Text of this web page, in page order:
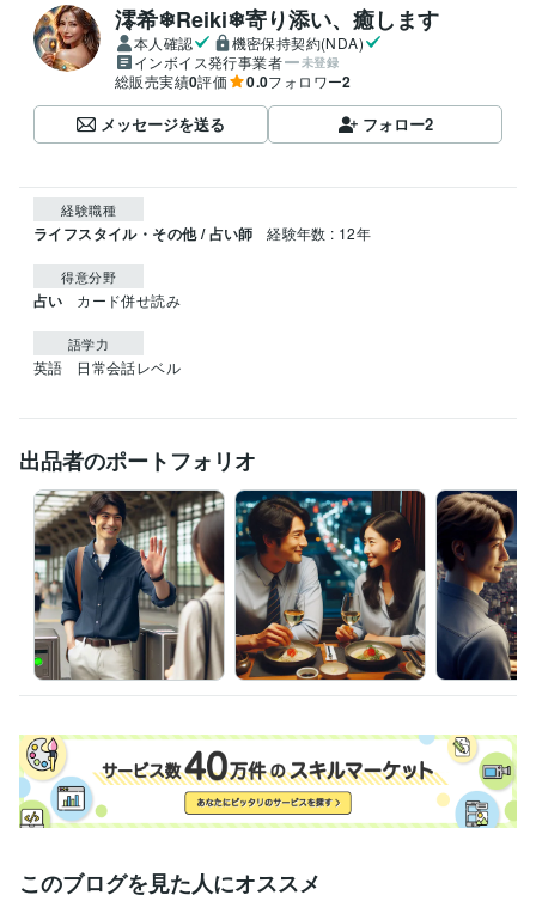
澪希❄Reiki❄寄り添い、癒します
本人確認
機密保持契約(NDA)
インボイス発行事業者
未登録
総販売実績0評価 0.0フォロワー2
メッセージを送る フォロー2
経験職種
ライフスタイル・その他 / 占い師 経験年数 : 12年
得意分野
占い カード併せ読み
語学力
英語 日常会話レベル
出品者のポートフォリオ
このブログを見た人にオススメ